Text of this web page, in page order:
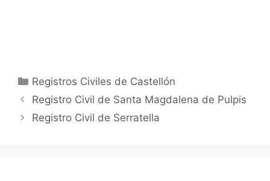
Categorías
Registros Civiles de Castellón
Registro Civil de Santa Magdalena de Pulpis
Registro Civil de Serratella